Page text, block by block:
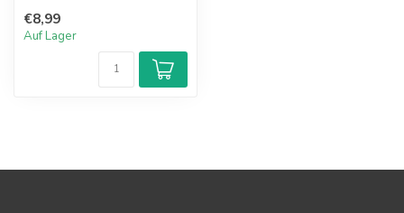
€8,99
Auf Lager